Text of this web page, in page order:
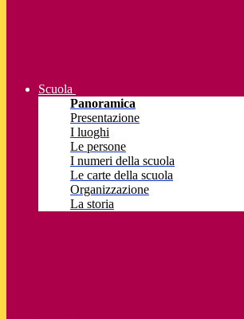
Scuola
Panoramica
Presentazione
I luoghi
Le persone
I numeri della scuola
Le carte della scuola
Organizzazione
La storia